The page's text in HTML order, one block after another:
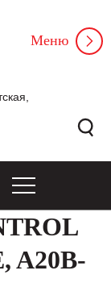
Меню
A20B-